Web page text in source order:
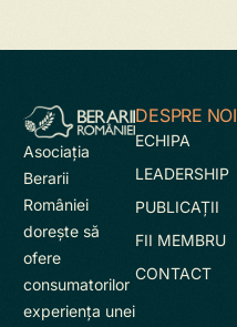
Asociaţia
Berarii
României
doreşte să
ofere
consumatorilor
experienţa unei
DESPRE NOI
ECHIPA
LEADERSHIP
PUBLICAȚII
FII MEMBRU
CONTACT